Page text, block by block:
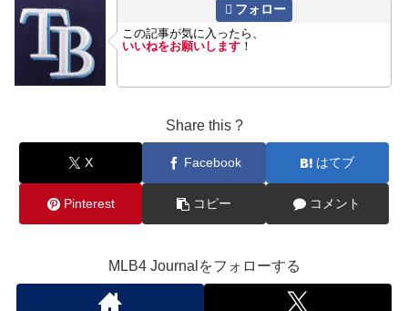
フォロー
この記事が気に入ったら、
いいねをお願いします ！
Share this ?
X Facebook はてブ
Pinterest コピー コメント
MLB4 Journalをフォローする